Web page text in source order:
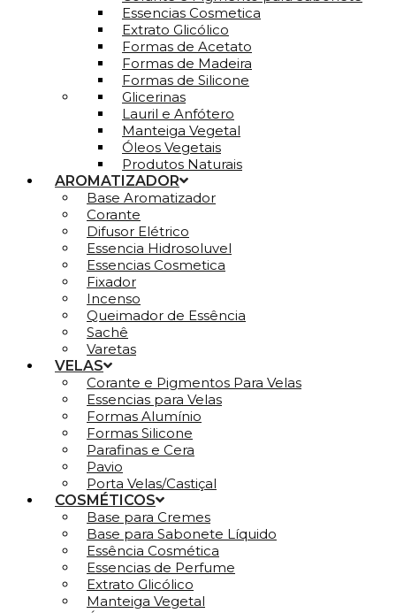
Essencias Cosmetica
Extrato Glicólico
Formas de Acetato
Formas de Madeira
Formas de Silicone
Glicerinas
Lauril e Anfótero
Manteiga Vegetal
Óleos Vegetais
Produtos Naturais
AROMATIZADOR
Base Aromatizador
Corante
Difusor Elétrico
Essencia Hidrosoluvel
Essencias Cosmetica
Fixador
Incenso
Queimador de Essência
Sachê
Varetas
VELAS
Corante e Pigmentos Para Velas
Essencias para Velas
Formas Alumínio
Formas Silicone
Parafinas e Cera
Pavio
Porta Velas/Castiçal
COSMÉTICOS
Base para Cremes
Base para Sabonete Líquido
Essência Cosmética
Essencias de Perfume
Extrato Glicólico
Manteiga Vegetal